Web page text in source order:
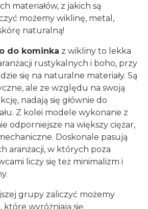
materiałów, z jakich są
możemy wiklinę, metal,
naturalną!
do kominka z wikliny to lekka
rustykalnych i boho, przy
się na naturalne materiały. Są
ale ze względu na swoją
nadają się głównie do
Z kolei modele wykonane z
odporniejsze na większy ciężar,
Doskonale pasują
aranżacji, w których poza
liczy się też minimalizm i
grupy zaliczyć możemy
, które wyróżniają się